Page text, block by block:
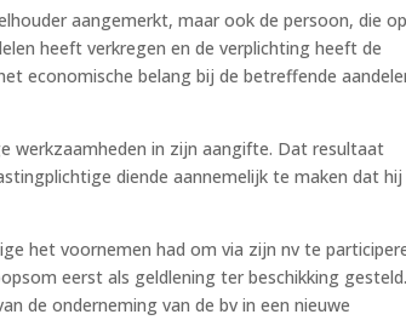
aangemerkt, maar ook de persoon, die
heeft verkregen en de verplichting heeft de
economische belang bij de betreffende
werkzaamheden in zijn aangifte. Dat resultaat
diende aannemelijk te maken dat
het voornemen had om via zijn nv te
eerst als geldlening ter beschikking
de onderneming van de bv in een nieuwe